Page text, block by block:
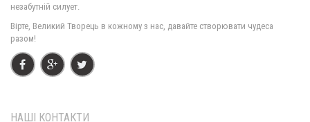
Стильне плаття жіноче із відкритими плечима "Candys"
370.00грн.
Стильне жіноче плаття з блискавкою спереду
Стильне жіноче плаття в класичному стилі із брошкою
незабутній силует.
Вірте, Великий Творець в кожному з нас, давайте створювати чудеса
разом!
НАШІ КОНТАКТИ